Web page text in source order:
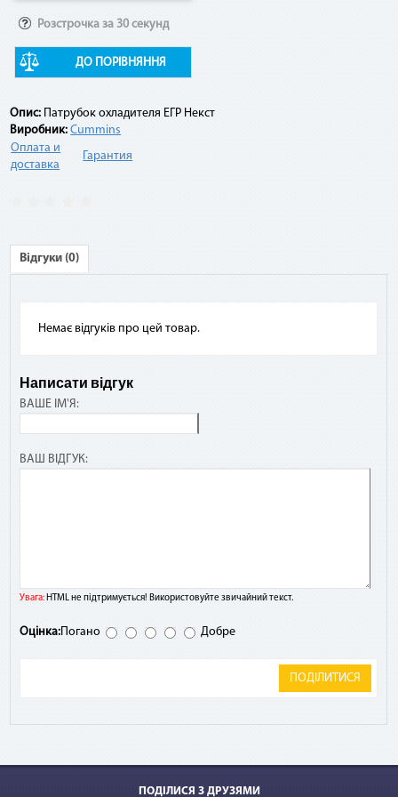
Розстрочка за 30 секунд
ДО ПОРІВНЯННЯ
Опис: Патрубок охладителя ЕГР Некст
Виробник: Cummins
Оплата и
доставка
Гарантия
Відгуки (0)
Немає відгуків про цей товар.
Написати відгук
ВАШЕ ІМ'Я:
ВАШ ВІДГУК:
Увага:HTML не підтримується! Використовуйте звичайний текст.
Оцінка:Погано Добре
ПОДІЛИТИСЯ
ПОДІЛИСЯ З ДРУЗЯМИ
Например:
платежа подается заявка на досрочное погашение. При
этом сумма платежа составит: остаток задолженности (10
000 грн - 3 * 1 000 грн) + комиссия 2,9 % (10 000 грн * 2,9 %) =
7 290 грн.